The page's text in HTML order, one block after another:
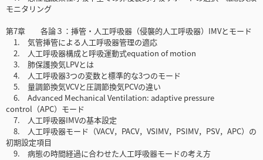
モニタリング
第7章 各論３：挿管・人工呼吸器（侵襲的人工呼吸器）IMVとモード
1. 気管挿管による人工呼吸器管理の適応
2. 人工呼吸器構成と呼吸運動式equation of motion
3. 肺保護換気LPVとは
4. 人工呼吸器3つの変数と標準的な3つのモード
5. 量調節換気VCVと圧調節換気PCVの違い
6. Advanced Mechanical Ventilation: adaptive pressure
control（APC）モード
7. 人工呼吸器IMVの基本設定
8. 人工呼吸器モード（VACV，PACV，VSIMV，PSIMV，PSV，APC）の
初期設定項目
9. 病態の時間経過に合わせた人工呼吸器モードの考え方